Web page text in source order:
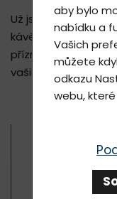
Už jste někdy
kávě nebo studené
příznaky jsou
vašich zubů.
aby bylo
nabídku a
Vašich
můžete
odkazu
webu,